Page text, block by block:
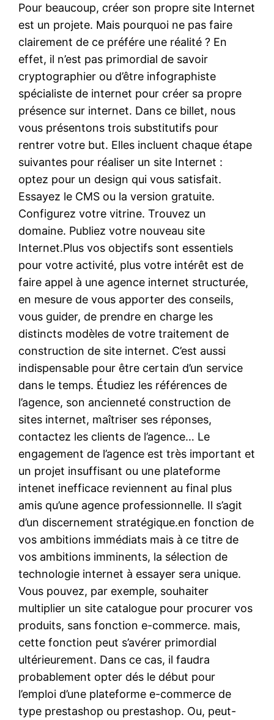
Pour beaucoup, créer son propre site Internet
est un projete. Mais pourquoi ne pas faire
clairement de ce préfére une réalité ? En
effet, il n’est pas primordial de savoir
cryptographier ou d’être infographiste
spécialiste de internet pour créer sa propre
présence sur internet. Dans ce billet, nous
vous présentons trois substitutifs pour
rentrer votre but. Elles incluent chaque étape
suivantes pour réaliser un site Internet :
optez pour un design qui vous satisfait.
Essayez le CMS ou la version gratuite.
Configurez votre vitrine. Trouvez un
domaine. Publiez votre nouveau site
Internet.Plus vos objectifs sont essentiels
pour votre activité, plus votre intérêt est de
faire appel à une agence internet structurée,
en mesure de vous apporter des conseils,
vous guider, de prendre en charge les
distincts modèles de votre traitement de
construction de site internet. C’est aussi
indispensable pour être certain d’un service
dans le temps. Étudiez les références de
l’agence, son ancienneté construction de
sites internet, maîtriser ses réponses,
contactez les clients de l’agence… Le
engagement de l’agence est très important et
un projet insuffisant ou une plateforme
intenet inefficace reviennent au final plus
amis qu’une agence professionnelle. Il s’agit
d’un discernement stratégique.en fonction de
vos ambitions immédiats mais à ce titre de
vos ambitions imminents, la sélection de
technologie internet à essayer sera unique.
Vous pouvez, par exemple, souhaiter
multiplier un site catalogue pour procurer vos
produits, sans fonction e-commerce. mais,
cette fonction peut s’avérer primordial
ultérieurement. Dans ce cas, il faudra
probablement opter dés le début pour
l’emploi d’une plateforme e-commerce de
type prestashop ou prestashop. Ou, peut-